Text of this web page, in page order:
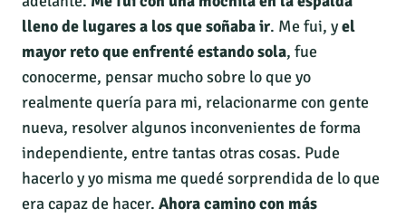
lleno de lugares a los que soñaba ir. Me fui, yel
mayor reto que enfrenté estando sola, fue
conocerme, pensar mucho sobre lo que yo
realmente quería para mi, relacionarme con gente
nueva, resolver algunos inconvenientes de forma
independiente, entre tantas otras cosas. Pude
hacerlo y yo misma me quedé sorprendida de lo que
era capaz de hacer. Ahora camino con más